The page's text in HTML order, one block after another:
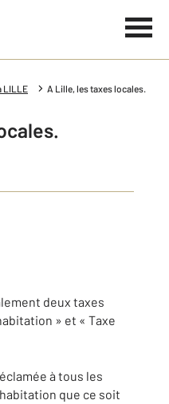
LILLE A Lille, les taxes locales.
deux taxes
» et « Taxe
à tous les
que ce soit